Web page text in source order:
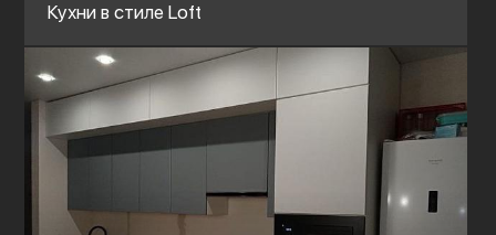
Кухни в стиле Loft